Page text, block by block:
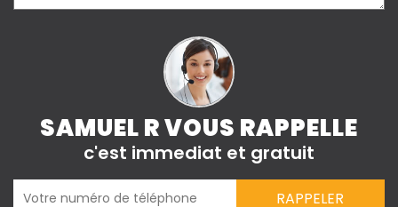
SAMUEL R VOUS RAPPELLE
c'est immediat et gratuit